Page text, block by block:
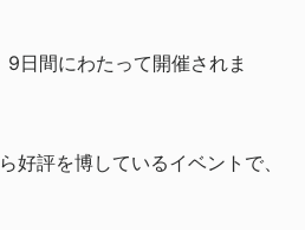
日間にわたって開催されま
評を博しているイベントで、